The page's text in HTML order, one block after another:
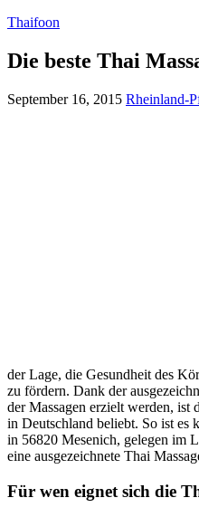
Thaifoon
Die beste Thai
September 16, 2015 Rheinland-
der Lage, die Gesundheit des
zu fördern. Dank der
der Massagen erzielt werden, ist
in Deutschland beliebt. So ist es
in 56820 Mesenich, gelegen im
eine ausgezeichnete Thai
Für wen eignet sich die